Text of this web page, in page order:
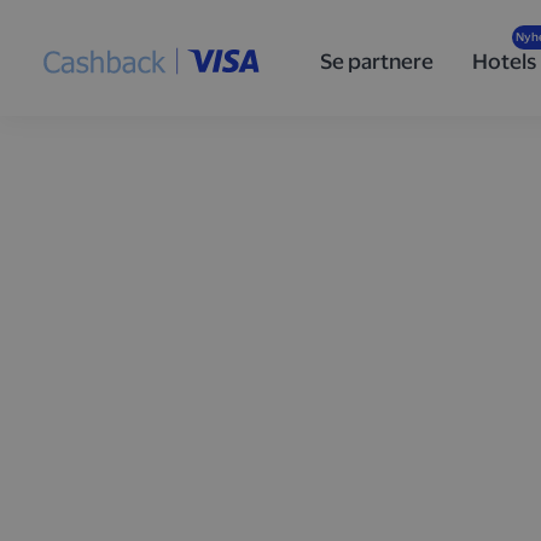
Se partnere Hotels